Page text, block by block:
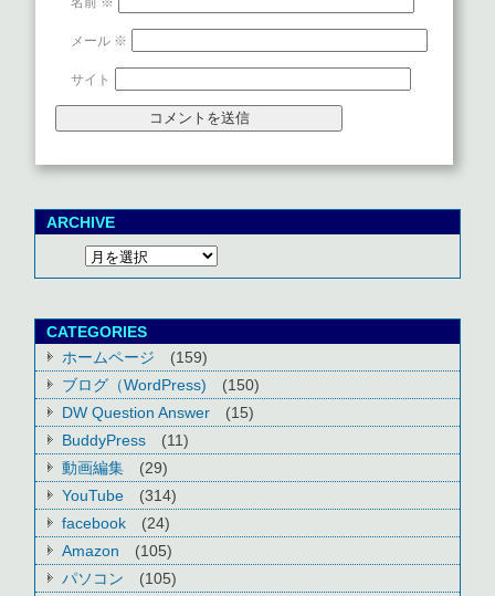
メール ※
サイト
ARCHIVE
CATEGORIES
ホームページ
(159)
ブログ（WordPress)
(150)
DW Question Answer
(15)
BuddyPress
(11)
動画編集
(29)
YouTube
(314)
facebook
(24)
Amazon
(105)
パソコン
(105)